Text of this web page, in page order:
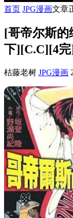
首页 JPG漫画文章
[哥帝尔斯
下][C.C][4
枯藤老树 JPG漫画